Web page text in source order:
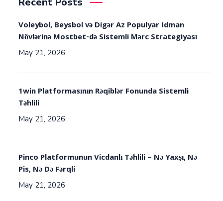
Voleybol, Beysbol və Digər Az Populyar Idman
Növlərinə Mostbet-də Sistemli Mərc Strategiyası
May 21, 2026
1win Platformasının Rəqiblər Fonunda Sistemli
Təhlili
May 21, 2026
Pinco Platformunun Vicdanlı Təhlili – Nə Yaxşı, Nə
Pis, Nə Də Fərqli
May 21, 2026